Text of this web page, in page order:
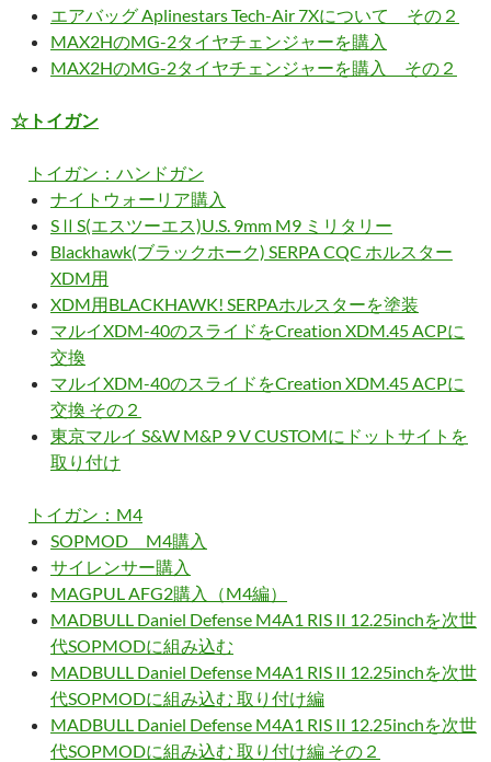
エアバッグ Aplinestars Tech-Air 7Xについて その２
MAX2HのMG-2タイヤチェンジャーを購入
MAX2HのMG-2タイヤチェンジャーを購入 その２
☆トイガン
トイガン：ハンドガン
ナイトウォーリア購入
SⅡS(エスツーエス)U.S. 9mm M9 ミリタリー
Blackhawk(ブラックホーク) SERPA CQC ホルスター
XDM用
XDM用BLACKHAWK! SERPAホルスターを塗装
マルイXDM-40のスライドをCreation XDM.45 ACPに
交換
マルイXDM-40のスライドをCreation XDM.45 ACPに
交換 その２
東京マルイ S&W M&P 9 V CUSTOMにドットサイトを
取り付け
トイガン：M4
SOPMOD M4購入
サイレンサー購入
MAGPUL AFG2購入（M4編）
MADBULL Daniel Defense M4A1 RIS II 12.25inchを次世
代SOPMODに組み込む
MADBULL Daniel Defense M4A1 RIS II 12.25inchを次世
代SOPMODに組み込む 取り付け編
MADBULL Daniel Defense M4A1 RIS II 12.25inchを次世
代SOPMODに組み込む 取り付け編 その２